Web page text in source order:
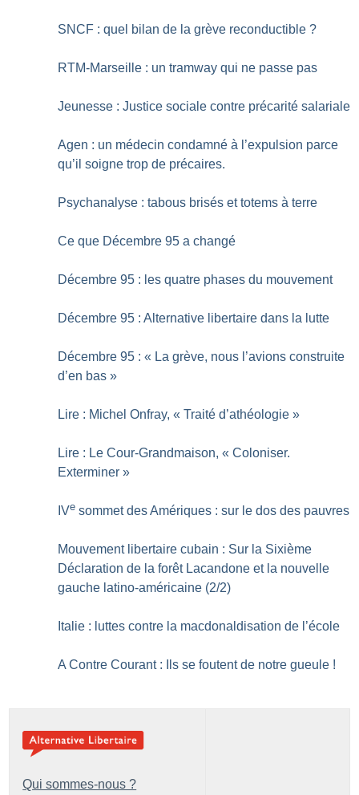
SNCF : quel bilan de la grève reconductible ?
RTM-Marseille : un tramway qui ne passe pas
Jeunesse : Justice sociale contre précarité salariale
Agen : un médecin condamné à l’expulsion parce
qu’il soigne trop de précaires.
Psychanalyse : tabous brisés et totems à terre
Ce que Décembre 95 a changé
Décembre 95 : les quatre phases du mouvement
Décembre 95 : Alternative libertaire dans la lutte
Décembre 95 : « La grève, nous l’avions construite
d’en bas »
Lire : Michel Onfray, « Traité d’athéologie »
Lire : Le Cour-Grandmaison, « Coloniser.
Exterminer »
IVe sommet des Amériques : sur le dos des pauvres
Mouvement libertaire cubain : Sur la Sixième
Déclaration de la forêt Lacandone et la nouvelle
gauche latino-américaine (2/2)
Italie : luttes contre la macdonaldisation de l’école
A Contre Courant : Ils se foutent de notre gueule !
Qui sommes-nous ?